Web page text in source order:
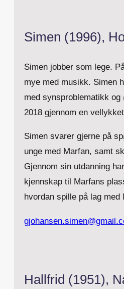
Simen (1996),
Simen jobber som lege.
mye med musikk. Simen
med synsproblematikk og
2018 gjennom en
Simen svarer gjerne på
unge med Marfan, samt
Gjennom sin utdanning
kjennskap til Marfans
hvordan spille på lag med
Hallfrid (1951),